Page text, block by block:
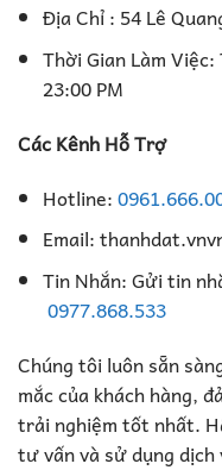
Địa Chỉ : 54 Lê
Thời Gian Làm
23:00 PM
Các Kênh Hỗ Trợ
Hotline:
Email:
Tin Nhắn: Gửi tin
0977.868.533
Chúng tôi luôn sẵn
mắc của khách hàng,
trải nghiệm tốt nhất.
tư vấn và sử dụng